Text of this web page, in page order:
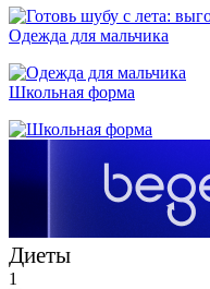
Одежда для мальчика
Школьная форма
Диеты
1